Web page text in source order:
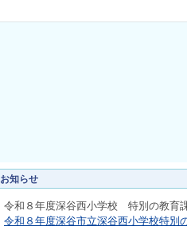
お知らせ
令和８年度深谷西小学校 特別の教育
令和８年度深谷市立深谷西小学校特別